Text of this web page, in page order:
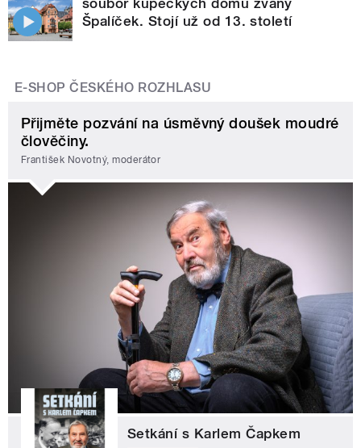
Špalíček. Stojí už od 13. století
E-SHOP ČESKÉHO ROZHLASU
Přijměte pozvání na úsměvný doušek moudré
člověčiny.
František Novotný, moderátor
Setkání s Karlem Čapkem